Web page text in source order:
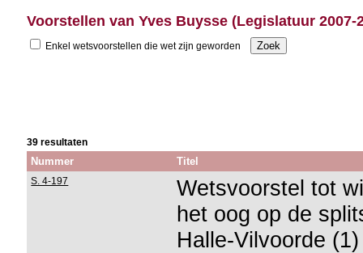
Voorstellen van Yves Buysse (Legislatuur 2007-
Enkel wetsvoorstellen die wet zijn geworden
39 resultaten
Nummer Titel
S. 4-197
Wetsvoorstel tot
het oog op de
Halle-Vilvoorde (1)